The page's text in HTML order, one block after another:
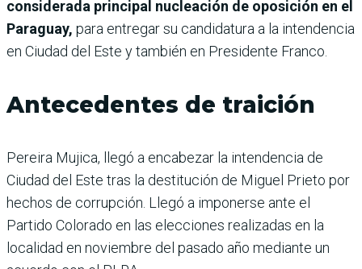
considerada principal nucleación de oposición en el
Paraguay, para entregar su candidatura a la intendencia
en Ciudad del Este y también en Presidente Franco.
Antecedentes de traición
Pereira Mujica, llegó a encabezar la intendencia de
Ciudad del Este tras la destitución de Miguel Prieto por
hechos de corrupción. Llegó a imponerse ante el
Partido Colorado en las elecciones realizadas en la
localidad en noviembre del pasado año mediante un